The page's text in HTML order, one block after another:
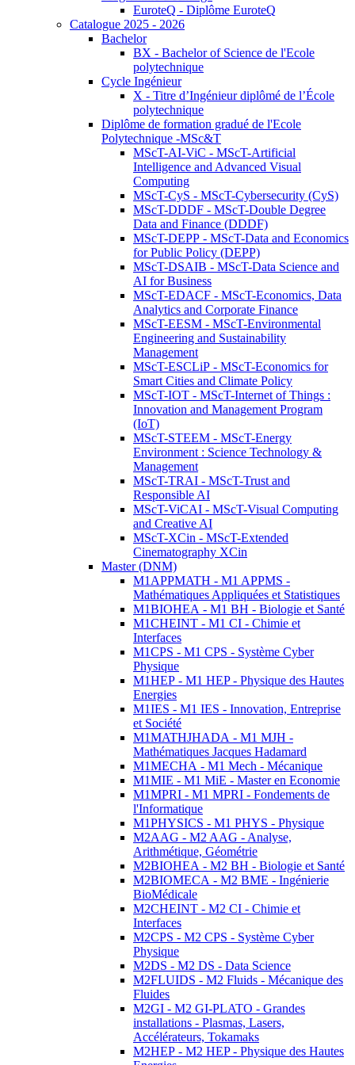
EuroteQ - Diplôme EuroteQ
Catalogue 2025 - 2026
Bachelor
BX - Bachelor of Science de l'Ecole
polytechnique
Cycle Ingénieur
X - Titre d’Ingénieur diplômé de l’École
polytechnique
Diplôme de formation gradué de l'Ecole
Polytechnique -MSc&T
MScT-AI-ViC - MScT-Artificial
Intelligence and Advanced Visual
Computing
MScT-CyS - MScT-Cybersecurity (CyS)
MScT-DDDF - MScT-Double Degree
Data and Finance (DDDF)
MScT-DEPP - MScT-Data and Economics
for Public Policy (DEPP)
MScT-DSAIB - MScT-Data Science and
AI for Business
MScT-EDACF - MScT-Economics, Data
Analytics and Corporate Finance
MScT-EESM - MScT-Environmental
Engineering and Sustainability
Management
MScT-ESCLiP - MScT-Economics for
Smart Cities and Climate Policy
MScT-IOT - MScT-Internet of Things :
Innovation and Management Program
(IoT)
MScT-STEEM - MScT-Energy
Environment : Science Technology &
Management
MScT-TRAI - MScT-Trust and
Responsible AI
MScT-ViCAI - MScT-Visual Computing
and Creative AI
MScT-XCin - MScT-Extended
Cinematography XCin
Master (DNM)
M1APPMATH - M1 APPMS -
Mathématiques Appliquées et Statistiques
M1BIOHEA - M1 BH - Biologie et Santé
M1CHEINT - M1 CI - Chimie et
Interfaces
M1CPS - M1 CPS - Système Cyber
Physique
M1HEP - M1 HEP - Physique des Hautes
Energies
M1IES - M1 IES - Innovation, Entreprise
et Société
M1MATHJHADA - M1 MJH -
Mathématiques Jacques Hadamard
M1MECHA - M1 Mech - Mécanique
M1MIE - M1 MiE - Master en Economie
M1MPRI - M1 MPRI - Fondements de
l'Informatique
M1PHYSICS - M1 PHYS - Physique
M2AAG - M2 AAG - Analyse,
Arithmétique, Géométrie
M2BIOHEA - M2 BH - Biologie et Santé
M2BIOMECA - M2 BME - Ingénierie
BioMédicale
M2CHEINT - M2 CI - Chimie et
Interfaces
M2CPS - M2 CPS - Système Cyber
Physique
M2DS - M2 DS - Data Science
M2FLUIDS - M2 Fluids - Mécanique des
Fluides
M2GI - M2 GI-PLATO - Grandes
installations - Plasmas, Lasers,
Accélérateurs, Tokamaks
M2HEP - M2 HEP - Physique des Hautes